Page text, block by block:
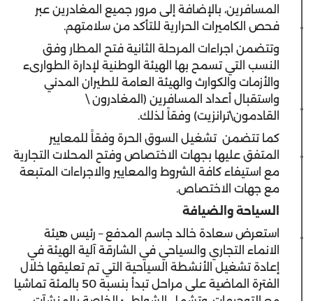
المسافرين، بالإضافة إلى مرور جميع المغادرين عبر
فحص الكاميرات الحرارية للتأكد من سلامتهم.
وتتضمن اجراءات المرحلة الثانية فتح المطار وفق
النسب التي تسمح بها الهيئة الوطنية لإدارة الطوارىء
والأزمات والكوارث والهيئة العامة للطيران المدني
واستقبال أعداد المسافرين (المغادرون \
القادمون\ترانزيت) وفقاً لذلك.
كما تتضمن تشغيل السوق الحرة وفقاً للمعايير
المتفق عليها بجهات الاختصاص وفتح المحلات التجارية
مع استيفاء كافة الشروط والمعايير والاجراءات المتبعة
مع جهات الاختصاص.
السياحة والضيافة
استعرض سعادة خالد جاسم المدفع – رئيس هيئة
الانماء التجاري والسياحي في الشارقة آلية الهيئة في
إعادة تشغيل الأنشطة السياحية التي تم تعليقها خلال
الفترة الماضية على مراحل تبدأ بنسبة 50 بالمئة تماشيا